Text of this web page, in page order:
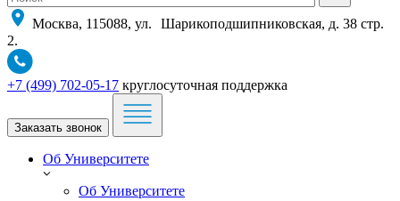
Москва, 115088, ул. Шарикоподшипниковская, д. 38 стр.
2.
+7 (499) 702-05-17 круглосуточная поддержка
Заказать звонок
Об Университете
Об Университете